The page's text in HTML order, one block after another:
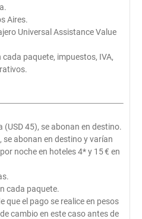
Aires.
Universal Assistance Value
paquete, impuestos, IVA,
45), se abonan en destino.
se abonan en destino y varían
noche en hoteles 4* y 15 € en
cada paquete.
que el pago se realice en pesos
cambio en este caso antes de